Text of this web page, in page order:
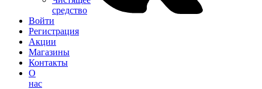
средство
Войти
Регистрация
Акции
Магазины
Контакты
О
нас